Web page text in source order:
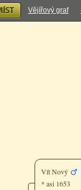
Vějířový graf
Vít Nový
* asi 1653